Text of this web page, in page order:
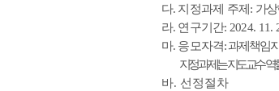
다. 지정과제 주제: 가
라. 연구기간: 2024. 11.
마. 응모자격:과제책임
지정과제는 지도교수 역
바. 선정절차